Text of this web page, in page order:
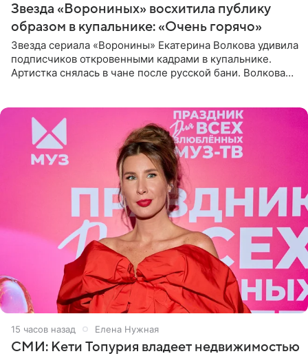
Звезда «Ворониных» восхитила публику
образом в купальнике: «Очень горячо»
Звезда сериала «Воронины» Екатерина Волкова удивила
подписчиков откровенными кадрами в купальнике.
Артистка снялась в чане после русской бани. Волкова
15 часов назад Елена Нужная
СМИ: Кети Топурия владеет недвижимостью